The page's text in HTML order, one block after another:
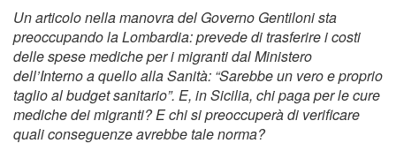
Un articolo nella manovra del Governo Gentiloni sta
preoccupando la Lombardia: prevede di trasferire i costi
delle spese mediche per i migranti dal Ministero
dell’Interno a quello alla Sanità: “Sarebbe un vero e proprio
taglio al budget sanitario”. E, in Sicilia, chi paga per le cure
mediche dei migranti? E chi si preoccuperà di verificare
quali conseguenze avrebbe tale norma?